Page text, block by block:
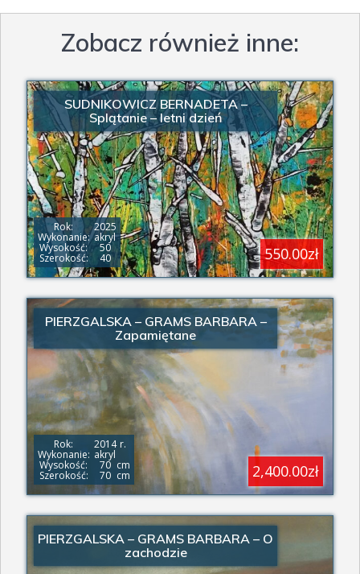
Zobacz również inne:
SUDNIKOWICZ BERNADETA –
Splątanie – letni dzień
Rok: 2025
Wykonanie: akryl
Wysokość: 50
Szerokość: 40 550.00zł
PIERZGALSKA – GRAMS BARBARA –
Zapamiętane
Rok: 2014 r.
Wykonanie: akryl
Wysokość: 70 cm
Szerokość: 70 cm 2,400.00zł
PIERZGALSKA – GRAMS BARBARA – O
zachodzie